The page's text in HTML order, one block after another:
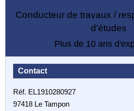
Conducteur de travaux /
d'études
Plus de 10 ans
Contact
Réf. EL1910280927
97418 Le Tampon